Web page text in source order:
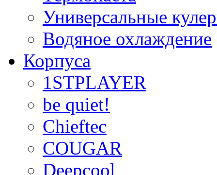
Универсальные
Водяное охлаждение
Корпуса
1STPLAYER
be quiet!
Chieftec
COUGAR
Deepcool